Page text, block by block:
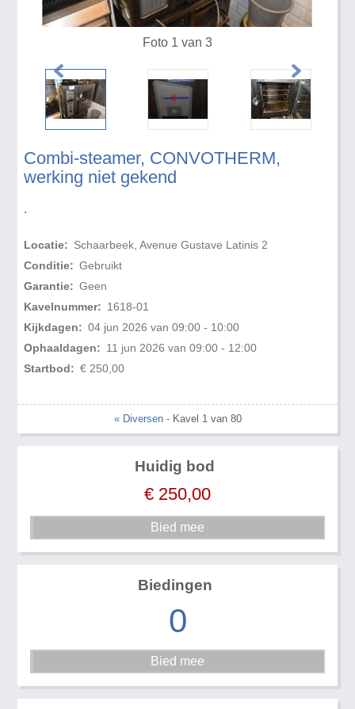
Combi-steamer, CONVOTHERM,
werking niet gekend
.
Locatie: Schaarbeek, Avenue Gustave Latinis 2
Conditie: Gebruikt
Garantie: Geen
Kavelnummer: 1618-01
Kijkdagen: 04 jun 2026 van 09:00 - 10:00
Ophaaldagen: 11 jun 2026 van 09:00 - 12:00
Startbod: € 250,00
Foto 1 van 3
« Diversen- Kavel 1 van 80
Huidig bod
€ 250,00
Biedingen
0